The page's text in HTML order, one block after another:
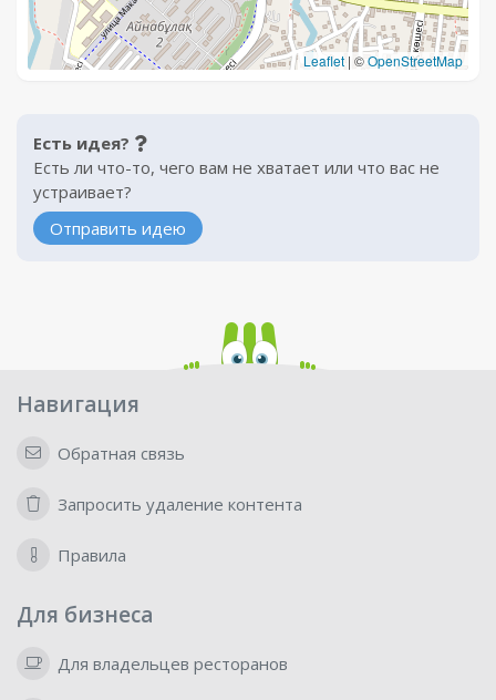
Leaflet | ©OpenStreetMap
Есть идея?
Есть ли что-то, чего вам не хватает или что вас не
устраивает?
Отправить идею
Навигация
Обратная связь
Запросить удаление контента
Правила
Для бизнеса
Для владельцев ресторанов